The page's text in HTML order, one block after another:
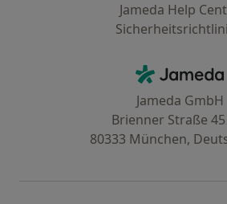
Jameda Help
Jameda -
Jameda GmbH
Brienner Straße
80333 München,